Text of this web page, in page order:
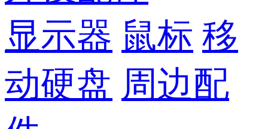
显示器 鼠标 移
动硬盘 周边配